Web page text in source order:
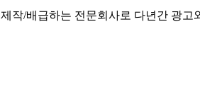
작/배급하는 전문회사로 다년간 광